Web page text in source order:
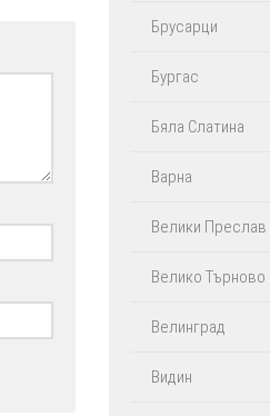
Брусарци
Бургас
Бяла Слатина
Варна
Велики Преслав
Велико Търново
Велинград
Видин